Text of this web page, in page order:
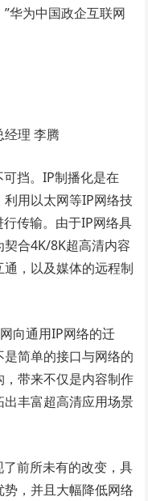
华为中国政企互联网
经理 李腾
挡。IP制播化是在
用以太网等IP网络技
传输。由于IP网络具
合4K/8K超高清内容
，以及媒体的远程制
向通用IP网络的迁
简单的接口与网络的
带来不仅是内容制作
丰富超高清应用场景
前所未有的改变，具
，并且大幅降低网络